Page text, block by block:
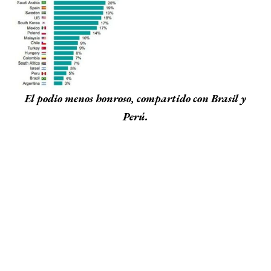
El podio menos honroso, compartido con Brasil y
Perú.